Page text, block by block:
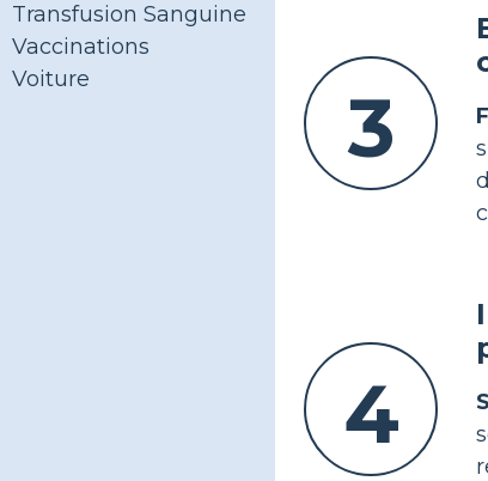
Transfusion Sanguine
Vaccinations
Voiture
3
4